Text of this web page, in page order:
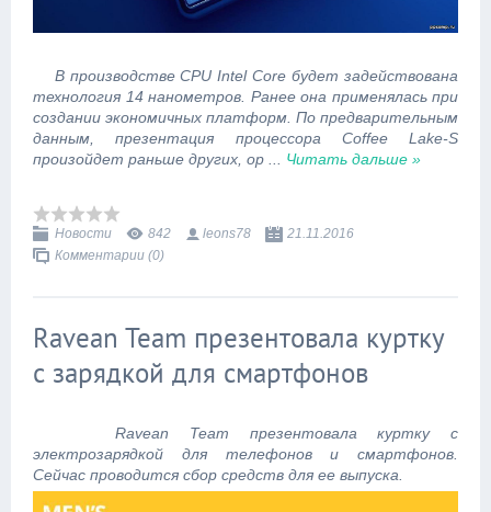
В производстве CPU Intel Core будет задействована
технология 14 нанометров. Ранее она применялась при
создании экономичных платформ. По предварительным
данным, презентация процессора Coffee Lake-S
произойдет раньше других, ор
Читать дальше »
Новости 842 leons78
21.11.2016
Комментарии (0)
Ravean Team презентовала куртку
с зарядкой для смартфонов
Ravean Team презентовала куртку с
электрозарядкой для телефонов и смартфонов.
Сейчас проводится сбор средств для ее выпуска.